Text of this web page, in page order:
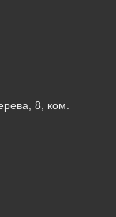
8, ком.